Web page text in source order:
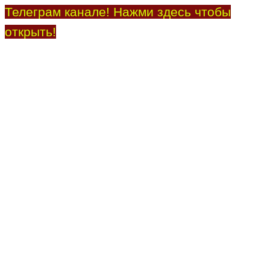
Телеграм канале! Нажми здесь чтобы
открыть!